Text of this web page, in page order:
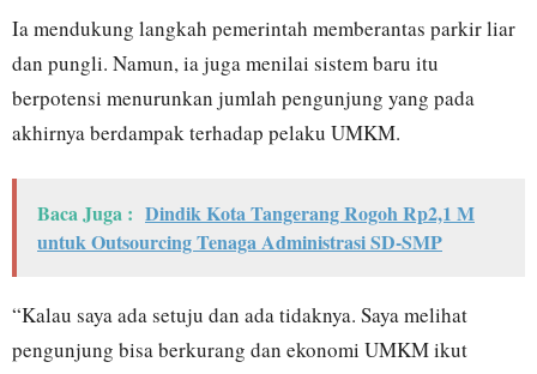
Ia mendukung langkah pemerintah memberantas parkir liar
dan pungli. Namun, ia juga menilai sistem baru itu
berpotensi menurunkan jumlah pengunjung yang pada
akhirnya berdampak terhadap pelaku UMKM.
Baca Juga : Dindik Kota Tangerang Rogoh Rp2,1 M
untuk Outsourcing Tenaga Administrasi SD-SMP
“Kalau saya ada setuju dan ada tidaknya. Saya melihat
pengunjung bisa berkurang dan ekonomi UMKM ikut